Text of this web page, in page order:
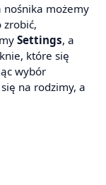
nośnika możemy
Settings, a
które się
wybór
na rodzimy, a